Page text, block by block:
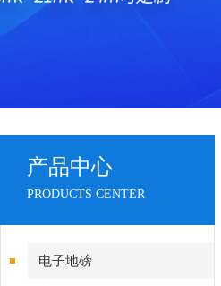
产品中心
PRODUCTS CENTER
电子地磅